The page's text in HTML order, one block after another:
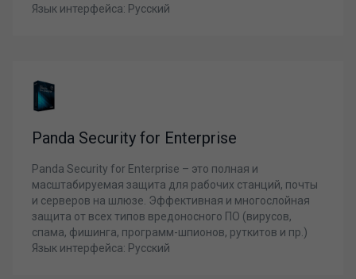
Язык интерфейса: Русский
Panda Security for Enterprise
Panda Security for Enterprise – это полная и
масштабируемая защита для рабочих станций, почты
и серверов на шлюзе. Эффективная и многослойная
защита от всех типов вредоносного ПО (вирусов,
спама, фишинга, программ-шпионов, руткитов и пр.)
Язык интерфейса: Русский